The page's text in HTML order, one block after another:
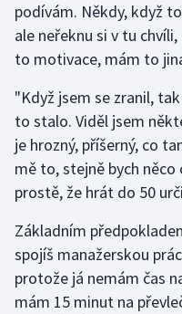
Jezdectví
Krasobruslení
Lezení
Moderní pětiboj
Motorsport
podívám. Někdy, když
ale neřeknu si v tu
to motivace, mám to
"Když jsem se zranil,
to stalo. Viděl jsem
je hrozný, příšerný, co
mě to, stejně bych
prostě, že hrát do 50
Základním
spojíš manažerskou
protože já nemám čas
mám 15 minut na